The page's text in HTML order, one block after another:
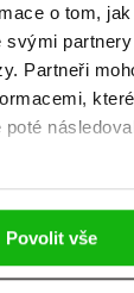
o tom,
Partneři
Povolit vše
Knižní
Affiliate